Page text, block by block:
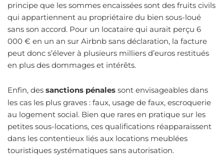
principe que les sommes encaissées sont des fruits civils
qui appartiennent au propriétaire du bien sous-loué
sans son accord. Pour un locataire qui aurait perçu 6
000 € en un an sur Airbnb sans déclaration, la facture
peut donc s’élever à plusieurs milliers d’euros restitués
en plus des dommages et intérêts.
Enfin, des sanctions pénales sont envisageables dans
les cas les plus graves : faux, usage de faux, escroquerie
au logement social. Bien que rares en pratique sur les
petites sous-locations, ces qualifications réapparaissent
dans les contentieux liés aux locations meublées
touristiques systématiques sans autorisation.